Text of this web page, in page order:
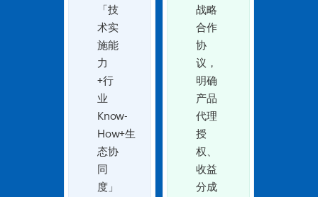
「技
术实
施能
力
+行
业
Know-
How+生
态协
同
度」
战略
合作
协
议，
明确
产品
代理
授
权、
收益
分成